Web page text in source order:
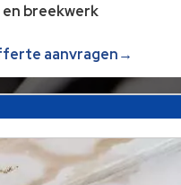
breekwerk
aanvragen→